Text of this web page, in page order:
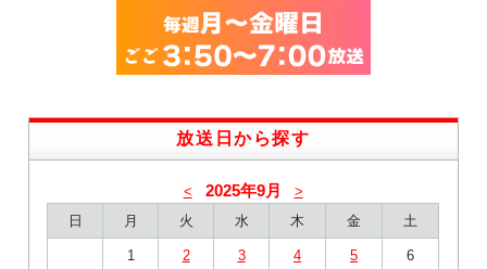
放送日から探す
< 2025年9月
>
日
月 火 水 木 金 土
1 2 3 4 5 6